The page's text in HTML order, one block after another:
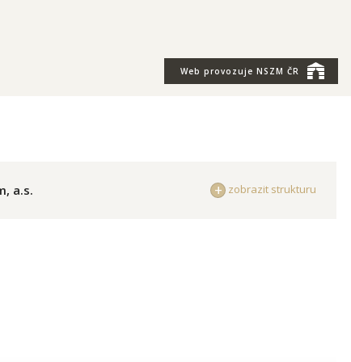
Web provozuje NSZM ČR
zobrazit strukturu
a.s.